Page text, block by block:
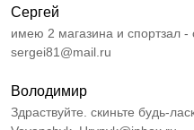
Сергей
имею 2 магазина и спортзал -
sergei81@mail.ru
Володимир
Здраствуйте. скиньте будь-